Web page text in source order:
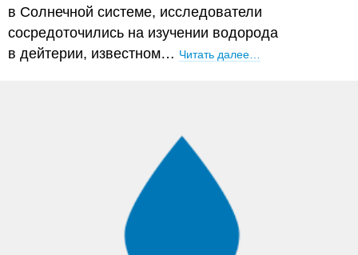
в Солнечной системе, исследователи
сосредоточились на изучении водорода
в дейтерии, известном… Читать далее…